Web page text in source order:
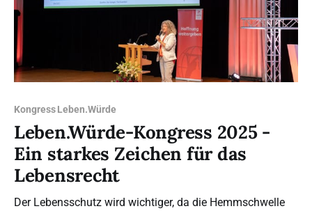
Kongress Leben.Würde
Leben.Würde-Kongress 2025 -
Ein starkes Zeichen für das
Lebensrecht
Der Lebensschutz wird wichtiger, da die Hemmschwelle